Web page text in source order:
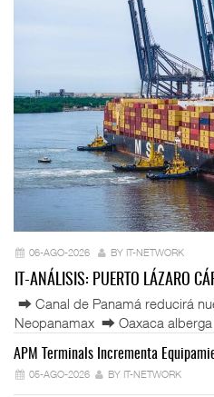
06-AGO-2026 BY IT-NETWORK
IT-ANÁLISIS: PUERTO LÁZARO
⮕ Canal de Panamá reducirá
Neopanamax ⮕ Oaxaca alberga
APM Terminals Incrementa
05-AGO-2026 BY IT-NETWORK